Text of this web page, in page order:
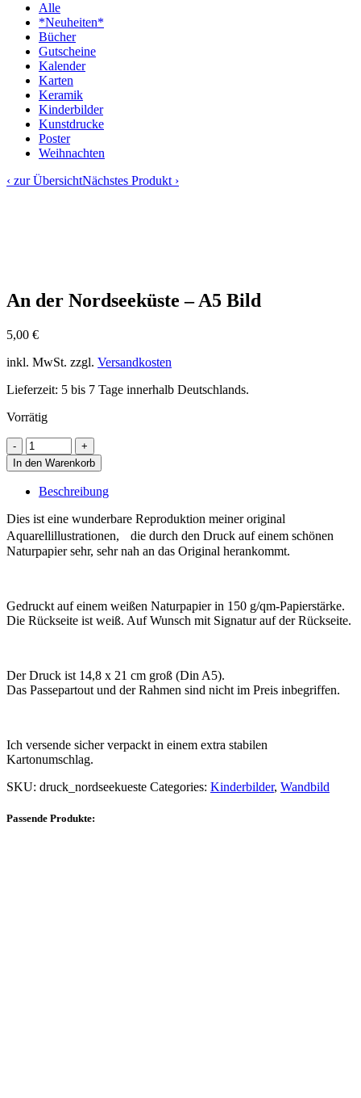
Alle
*Neuheiten*
Bücher
Gutscheine
Kalender
Karten
Keramik
Kinderbilder
Kunstdrucke
Poster
Weihnachten
‹ zur ÜbersichtNächstes Produkt ›
An der Nordseeküste – A5 Bild
5,00 €
inkl. MwSt. zzgl. Versandkosten
Lieferzeit: 5 bis 7 Tage innerhalb Deutschlands.
Vorrätig
In den Warenkorb
Beschreibung
Dies ist eine wunderbare Reproduktion meiner original
Aquarellillustrationen, die durch den Druck auf einem schönen
Naturpapier sehr, sehr nah an das Original herankommt.
Gedruckt auf einem weißen Naturpapier in 150 g/qm-Papierstärke.
Die Rückseite ist weiß. Auf Wunsch mit Signatur auf der Rückseite.
Der Druck ist 14,8 x 21 cm groß (Din A5).
Das Passepartout und der Rahmen sind nicht im Preis inbegriffen.
Ich versende sicher verpackt in einem extra stabilen
Kartonumschlag.
SKU: druck_nordseekueste Categories: Kinderbilder, Wandbild
Passende Produkte: